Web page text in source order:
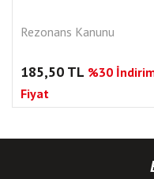
Rezonans Kanunu
185,50 TL %30
Fiyat